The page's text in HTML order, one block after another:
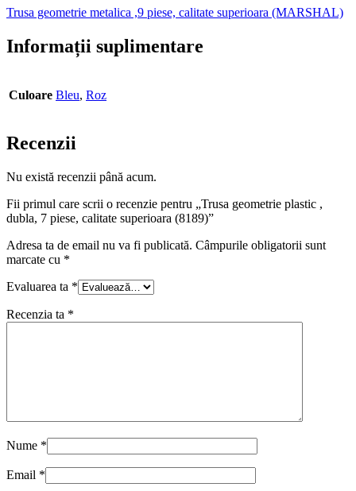
Trusa geometrie metalica ,9 piese, calitate superioara (MARSHAL)
Informații suplimentare
Culoare Bleu, Roz
Recenzii
Nu există recenzii până acum.
Fii primul care scrii o recenzie pentru „Trusa geometrie plastic ,
dubla, 7 piese, calitate superioara (8189)”
Adresa ta de email nu va fi publicată. Câmpurile obligatorii sunt
marcate cu *
Evaluarea ta *
Recenzia ta *
Nume *
Email *